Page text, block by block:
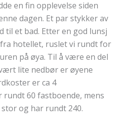
en fin opplevelse siden
dagen. Et par stykker av
til et bad. Etter en god lunsj
hotellet, ruslet vi rundt for
på øya. Til å være en del
lite nedbør er øyene
er ca 4
60 fastboende, mens
og har rundt 240.